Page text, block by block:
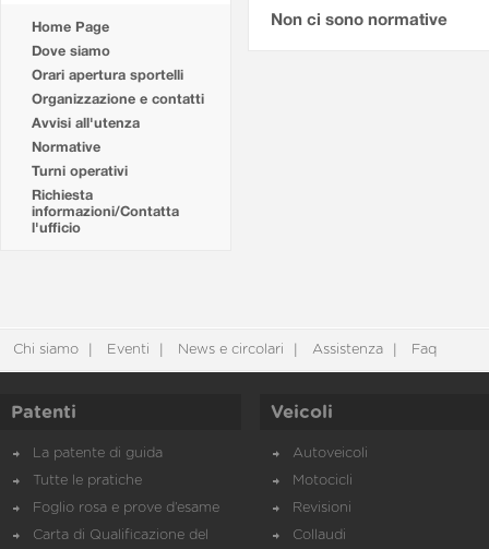
Home Page
Dove siamo
Orari apertura sportelli
Organizzazione e contatti
Avvisi all'utenza
Normative
Turni operativi
Richiesta
informazioni/Contatta
l'ufficio
Non ci sono normative
Chi siamo Eventi News e circolari Assistenza Faq
Patenti
La patente di guida
Tutte le pratiche
Foglio rosa e prove d’esame
Carta di Qualificazione del
Veicoli
Autoveicoli
Motocicli
Revisioni
Collaudi